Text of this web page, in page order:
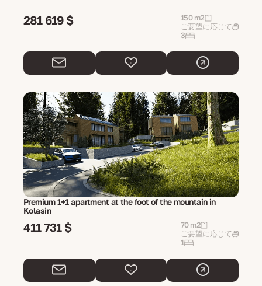
281 619 $
150 m2
ご要望に応じて
3
Premium 1+1 apartment at the foot of the mountain in
Kolasin
411 731 $
70 m2
ご要望に応じて
1